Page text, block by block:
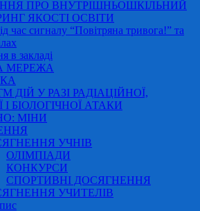
ПРО ВНУТРІШНЬОШКІЛЬНИЙ
ЯКОСТІ ОСВІТИ
час сигналу “Повітряна тривога!” та
в закладі
МЕРЕЖА
ДІЙ У РАЗІ РАДІАЦІЙНОЇ,
І БІОЛОГІЧНОЇ АТАКИ
МІНИ
УЧНІВ
ОЛІМПІАДИ
КОНКУРСИ
СПОРТИВНІ ДОСЯГНЕННЯ
УЧИТЕЛІВ